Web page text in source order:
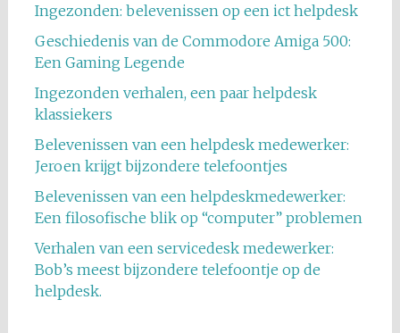
Ingezonden: belevenissen op een ict helpdesk
Geschiedenis van de Commodore Amiga 500:
Een Gaming Legende
Ingezonden verhalen, een paar helpdesk
klassiekers
Belevenissen van een helpdesk medewerker:
Jeroen krijgt bijzondere telefoontjes
Belevenissen van een helpdeskmedewerker:
Een filosofische blik op “computer” problemen
Verhalen van een servicedesk medewerker:
Bob’s meest bijzondere telefoontje op de
helpdesk.